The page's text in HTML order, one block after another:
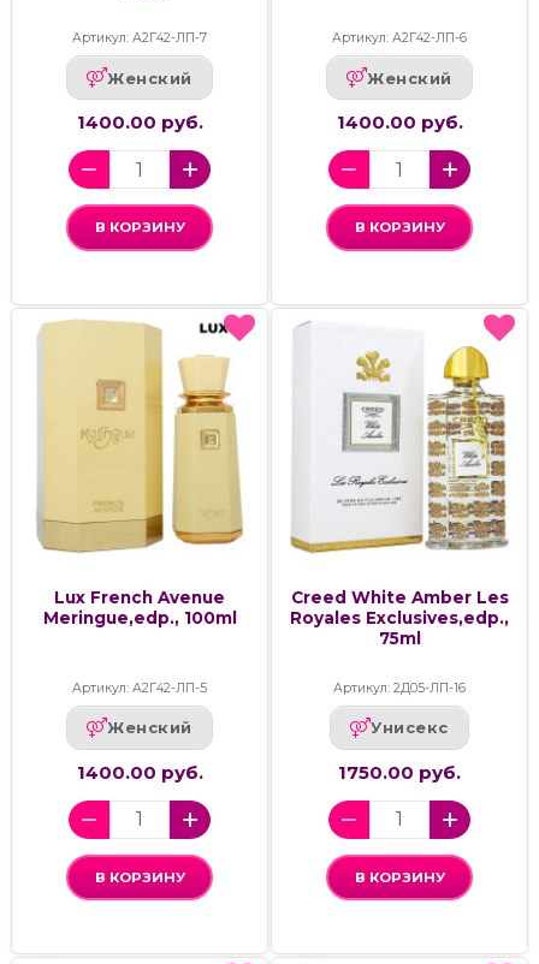
Артикул: А2Г42-ЛП-7
Женский
1400.00 руб.
В КОРЗИНУ
Артикул: А2Г42-ЛП-6
Женский
1400.00 руб.
В КОРЗИНУ
Lux French Avenue
Meringue,edp., 100ml
Артикул: А2Г42-ЛП-5
Женский
1400.00 руб.
В КОРЗИНУ
Creed White Amber Les
Royales Exclusives,edp.,
75ml
Артикул: 2Д05-ЛП-16
Унисекс
1750.00 руб.
В КОРЗИНУ